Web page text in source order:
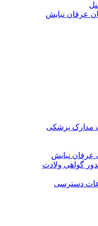
عرفان نیایش
مدارک پزشکی
عرفان نیایش
گواهی ولادت
دسترسی